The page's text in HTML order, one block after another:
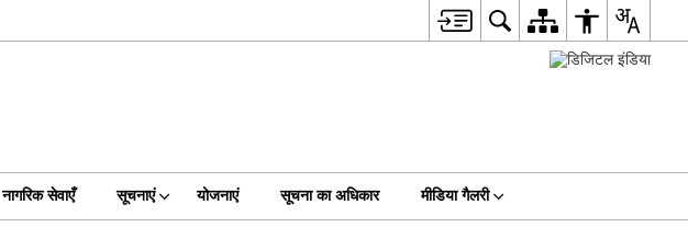
नागरिक सेवाएँ सूचनाएं योजनाएं सूचना का अधिकार मीडिया गैलरी